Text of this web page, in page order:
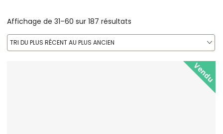
Affichage de 31–60 sur 187 résultats
TRI DU PLUS RÉCENT AU PLUS ANCIEN
Vendu